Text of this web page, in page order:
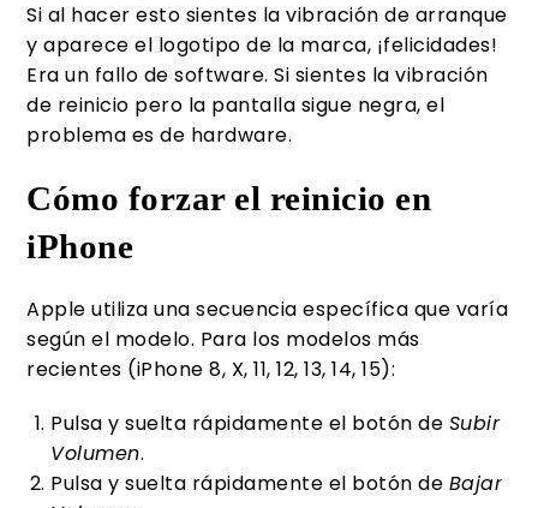
Si al hacer esto sientes la vibración de arranque
y aparece el logotipo de la marca, ¡felicidades!
Era un fallo de software. Si sientes la vibración
de reinicio pero la pantalla sigue negra, el
problema es de hardware.
Cómo forzar el reinicio en
iPhone
Apple utiliza una secuencia específica que varía
según el modelo. Para los modelos más
recientes (iPhone 8, X, 11, 12, 13, 14, 15):
Pulsa y suelta rápidamente el botón de Subir
Volumen.
Pulsa y suelta rápidamente el botón de Bajar